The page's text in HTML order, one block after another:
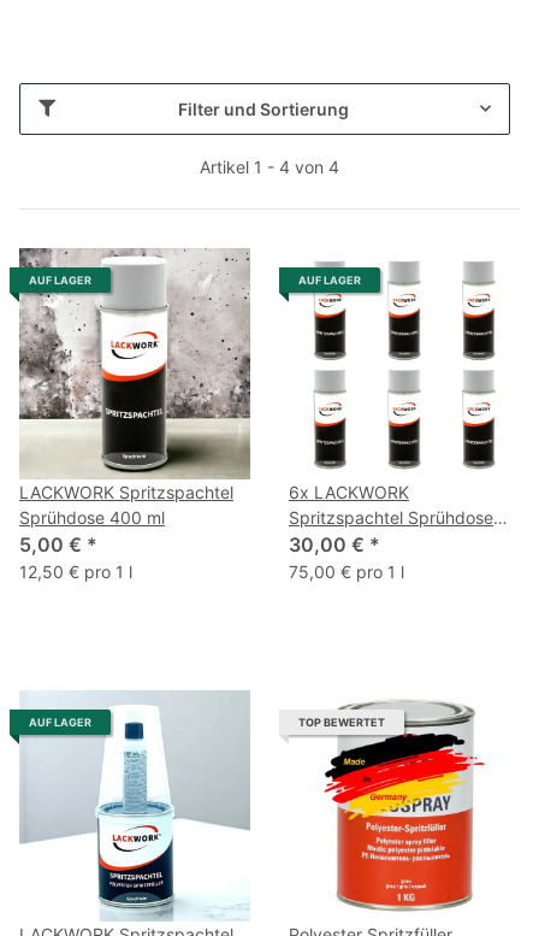
Filter und Sortierung
Artikel 1 - 4 von 4
AUF LAGER
LACKWORK Spritzspachtel
Sprühdose 400 ml
5,00 € *
12,50 € pro 1 l
AUF LAGER
6x LACKWORK
Spritzspachtel Sprühdose
400 ml
30,00 € *
75,00 € pro 1 l
AUF LAGER TOP BEWERTET